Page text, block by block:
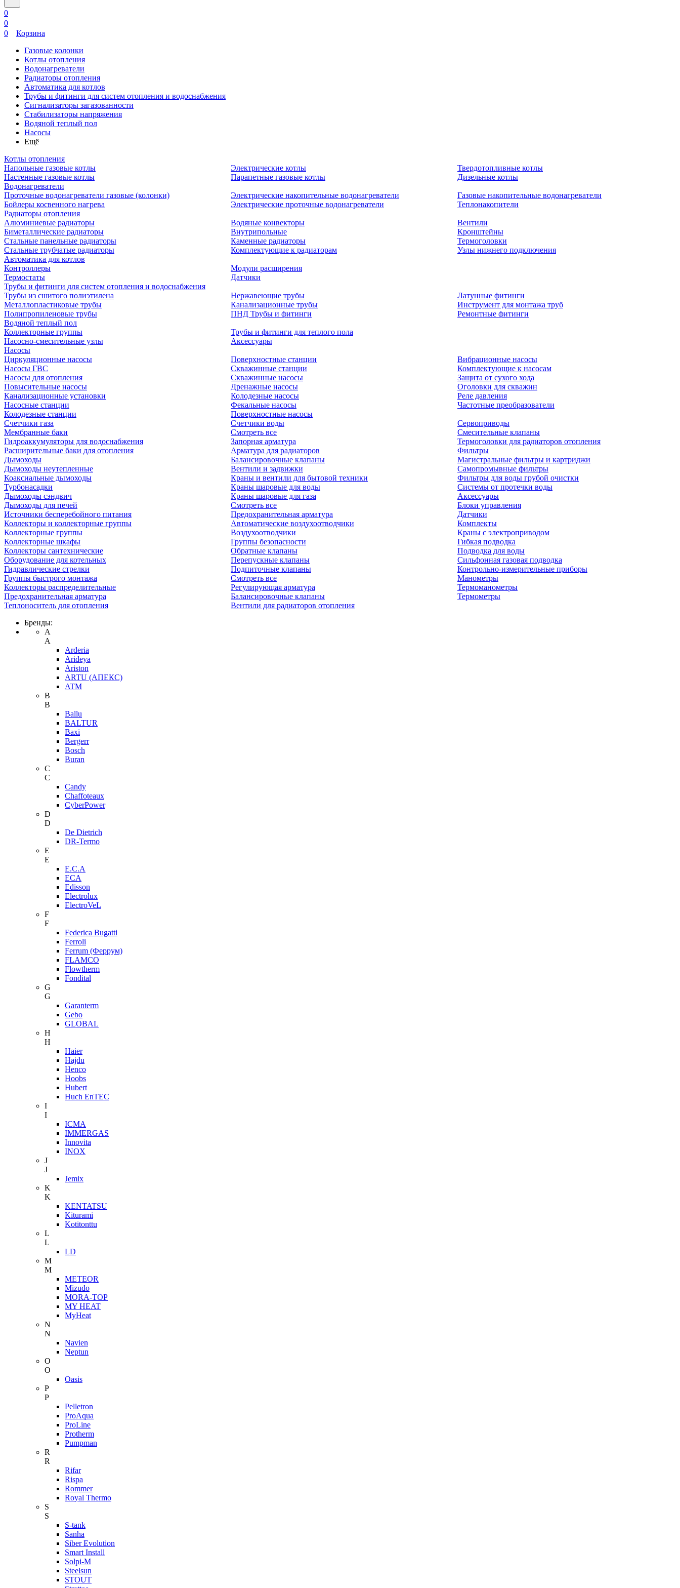
0
0
0
Корзина
Газовые колонки
Котлы отопления
Водонагреватели
Радиаторы отопления
Автоматика для котлов
Трубы и фитинги для систем отопления и водоснабжения
Сигнализаторы загазованности
Стабилизаторы напряжения
Водяной теплый пол
Насосы
Ещё
Котлы отопления
Напольные газовые котлы
Настенные газовые котлы
Электрические котлы
Парапетные газовые котлы
Твердотопливные котлы
Дизельные котлы
Водонагреватели
Проточные водонагреватели газовые (колонки)
Бойлеры косвенного нагрева
Электрические накопительные водонагреватели
Электрические проточные водонагреватели
Газовые накопительные водонагреватели
Теплонакопители
Радиаторы отопления
Алюминиевые радиаторы
Биметаллические радиаторы
Стальные панельные радиаторы
Стальные трубчатые радиаторы
Водяные конвекторы
Внутрипольные
Каменные радиаторы
Комплектующие к радиаторам
Вентили
Кронштейны
Термоголовки
Узлы нижнего подключения
Автоматика для котлов
Контроллеры
Термостаты
Модули расширения
Датчики
Трубы и фитинги для систем отопления и водоснабжения
Трубы из сшитого полиэтилена
Металлопластиковые трубы
Полипропиленовые трубы
Нержавеющие трубы
Канализационные трубы
ПНД Трубы и фитинги
Латунные фитинги
Инструмент для монтажа труб
Ремонтные фитинги
Водяной теплый пол
Коллекторные группы
Насосно-смесительные узлы
Трубы и фитинги для теплого пола
Аксессуары
Насосы
Циркуляционные насосы
Насосы ГВС
Насосы для отопления
Повысительные насосы
Канализационные установки
Насосные станции
Колодезные станции
Поверхностные станции
Скважинные станции
Скважинные насосы
Дренажные насосы
Колодезные насосы
Фекальные насосы
Поверхностные насосы
Вибрационные насосы
Комплектующие к насосам
Защита от сухого хода
Оголовки для скважин
Реле давления
Частотные преобразователи
Счетчики газа
Мембранные баки
Гидроаккумуляторы для водоснабжения
Расширительные баки для отопления
Дымоходы
Дымоходы неутепленные
Коаксиальные дымоходы
Турбонасадки
Дымоходы сэндвич
Дымоходы для печей
Источники бесперебойного питания
Коллекторы и коллекторные группы
Коллекторные группы
Коллекторные шкафы
Коллекторы сантехнические
Оборудование для котельных
Гидравлические стрелки
Группы быстрого монтажа
Коллекторы распределительные
Предохранительная арматура
Теплоноситель для отопления
Счетчики воды
Смотреть все
Запорная арматура
Арматура для радиаторов
Балансировочные клапаны
Вентили и задвижки
Краны и вентили для бытовой техники
Краны шаровые для воды
Краны шаровые для газа
Смотреть все
Предохранительная арматура
Автоматические воздухоотводчики
Воздухоотводчики
Группы безопасности
Обратные клапаны
Перепускные клапаны
Подпиточные клапаны
Смотреть все
Регулирующая арматура
Балансировочные клапаны
Вентили для радиаторов отопления
Сервоприводы
Смесительные клапаны
Термоголовки для радиаторов отопления
Фильтры
Магистральные фильтры и картриджи
Самопромывные фильтры
Фильтры для воды грубой очистки
Системы от протечки воды
Аксессуары
Блоки управления
Датчики
Комплекты
Краны с электроприводом
Гибкая подводка
Подводка для воды
Сильфонная газовая подводка
Контрольно-измерительные приборы
Манометры
Термоманометры
Термометры
Бренды:
A
A
Arderia
Arideya
Ariston
ARTU (АПЕКС)
ATM
B
B
Ballu
BALTUR
Baxi
Bergerr
Bosch
Buran
C
C
Candy
Chaffoteaux
CyberPower
D
D
De Dietrich
DR-Termo
E
E
E.C.A
ECA
Edisson
Electrolux
ElectroVeL
F
F
Federica Bugatti
Ferroli
Ferrum (Феррум)
FLAMCO
Flowtherm
Fondital
G
G
Garanterm
Gebo
GLOBAL
H
H
Haier
Hajdu
Henco
Hoobs
Hubert
Huch EnTEC
I
I
ICMA
IMMERGAS
Innovita
INOX
J
J
Jemix
K
K
KENTATSU
Kiturami
Kotitonttu
L
L
LD
M
M
METEOR
Mizudo
MORA-TOP
MY HEAT
MyHeat
N
N
Navien
Neptun
O
O
Oasis
P
P
Pelletron
ProAqua
ProLine
Protherm
Pumpman
R
R
Rifar
Rispa
Rommer
Royal Thermo
S
S
S-tank
Sanha
Siber Evolution
Smart Install
Solpi-M
Steelsun
STOUT